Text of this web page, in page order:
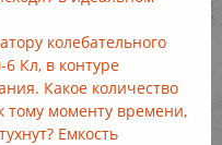
колебательного
Кл, в контуре
Какое количество
тому моменту времени,
Емкость